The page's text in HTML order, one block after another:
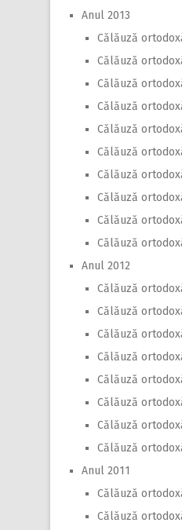
Anul 2013
Călăuză
Călăuză
Călăuză
Călăuză
Călăuză
Călăuză
Călăuză
Călăuză
Călăuză
Călăuză
Anul 2012
Călăuză
Călăuză
Călăuză
Călăuză
Călăuză
Călăuză
Călăuză
Călăuză
Anul 2011
Călăuză
Călăuză